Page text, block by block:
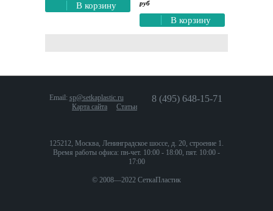
В корзину
руб
В корзину
8 (495) 648-15-71
Email: sp@setkaplastic.ru
Карта сайта
Статьи
125212, Москва, Ленинградское шоссе, д. 20, строение 1.
Время работы офиса: пн-чет. 10:00 - 18:00, пят. 10:00 -
17:00
© 2008—2022 СеткаПластик